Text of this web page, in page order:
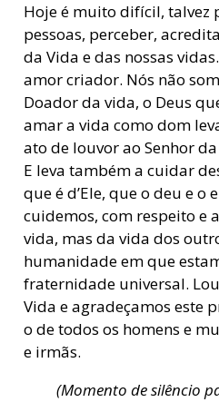
Hoje é muito difícil, talvez
pessoas, perceber,
da Vida e das nossas
amor criador. Nós não
Doador da vida, o Deus
amar a vida como dom
ato de louvor ao Senhor
E leva também a cuidar
que é d’Ele, que o deu e o
cuidemos, com respeito e
vida, mas da vida dos
humanidade em que
fraternidade universal.
Vida e agradeçamos este
o de todos os homens e
e irmãs.
(Momento de silêncio